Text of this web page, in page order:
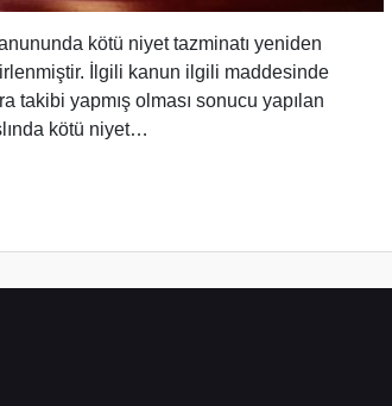
kötü niyet tazminatı yeniden
İlgili kanun ilgili maddesinde
takibi yapmış olması sonucu yapılan
kötü niyet…